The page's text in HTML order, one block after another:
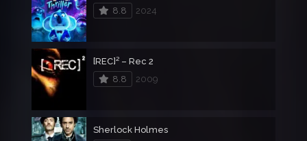
8.8
2024
[REC]² – Rec 2
8.8
2009
Sherlock Holmes